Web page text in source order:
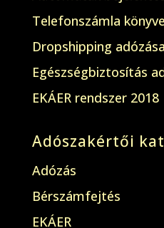
Telefonszámla
Dropshipping adózása
Egészségbiztosítás
EKÁER rendszer 2018
Adószakértői
Adózás
Bérszámfejtés
EKÁER